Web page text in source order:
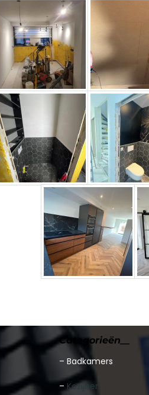
Categorieën__
– Badkamers
– Kozijnen